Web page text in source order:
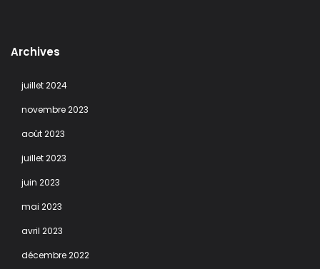
Archives
juillet 2024
novembre 2023
août 2023
juillet 2023
juin 2023
mai 2023
avril 2023
décembre 2022